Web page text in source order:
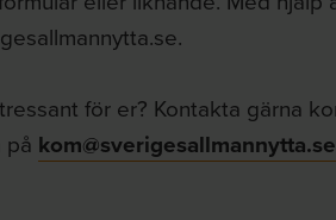
för er? Kontakta gärna
på kom@sverigesallmannytta.se